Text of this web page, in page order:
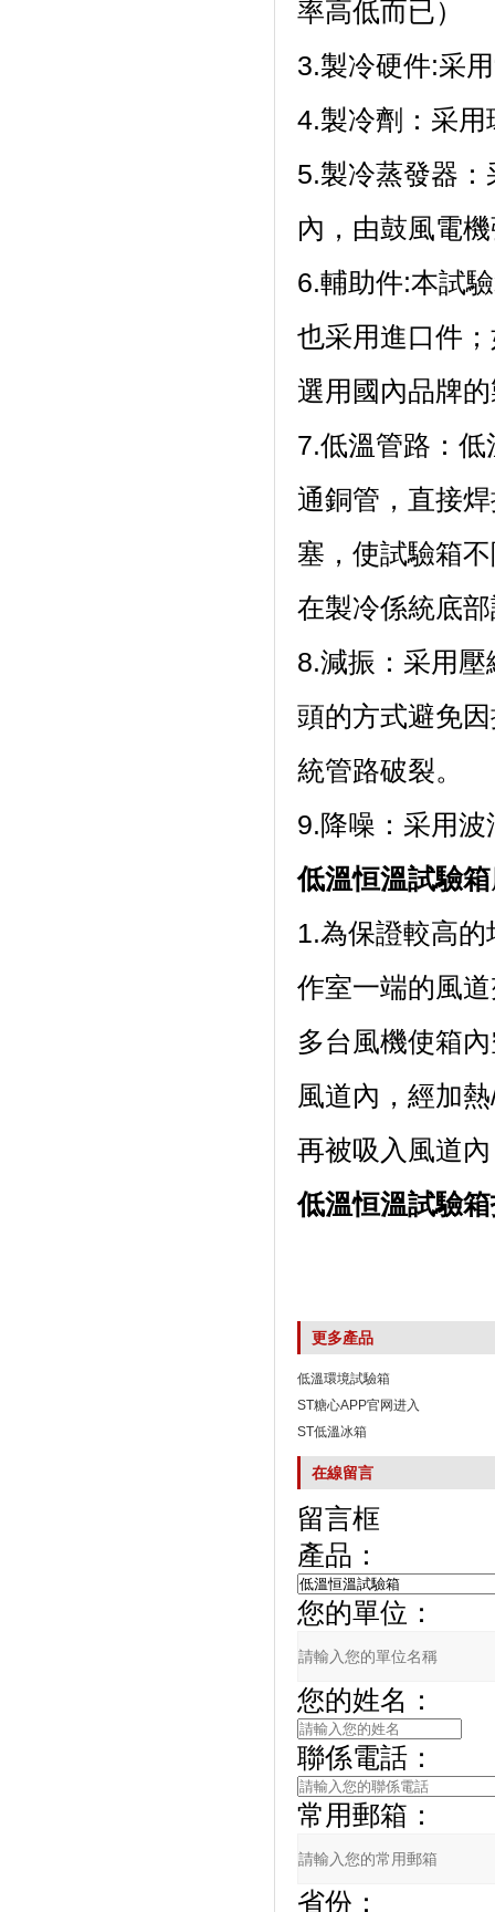
率高低而已）
3.製冷硬件:采用
4.製冷劑：
5.製冷蒸發器
內，由鼓風電機
6.輔助件:本試驗
也采用進口件
選用國內品牌的製
7.低溫管路：
通銅管，直接
塞，使試驗箱
在製冷係統底部設
8.減振：采
頭的方式避免因
統管路破裂。
9.降噪：采用
低溫恒溫試驗箱
1.為保證較高的
作室一端的風道夾
多台風機使箱內
風道內，
再被吸入風道內
低溫恒溫試驗
更多產品
低溫環境試驗箱
ST糖心APP官网进入
ST低溫冰箱
在線留言
留言框
產品：
您的單位：
您的姓名：
聯係電話：
常用郵箱：
省份：